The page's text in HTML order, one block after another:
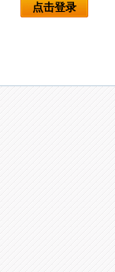
点击登录